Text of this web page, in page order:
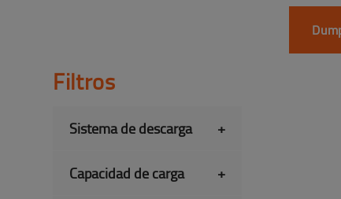
Filtros
Sistema de descarga +
Capacidad de carga +